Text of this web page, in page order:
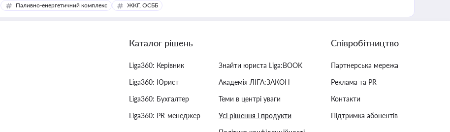
Паливно-енергетичний комплекс ЖКГ, ОСББ
Каталог рішень
Liga360: Керівник
Liga360: Юрист
Liga360: Бухгалтер
Liga360: PR-менеджер
Знайти юриста Liga:BOOK
Академія ЛІГА:ЗАКОН
Теми в центрі уваги
Усі рішення і продукти
Співробітництво
Партнерська мережа
Реклама та PR
Контакти
Підтримка абонентів